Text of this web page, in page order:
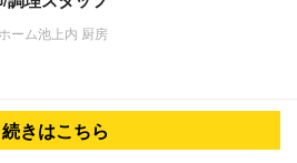
ーム池上内 厨房
続きはこちら